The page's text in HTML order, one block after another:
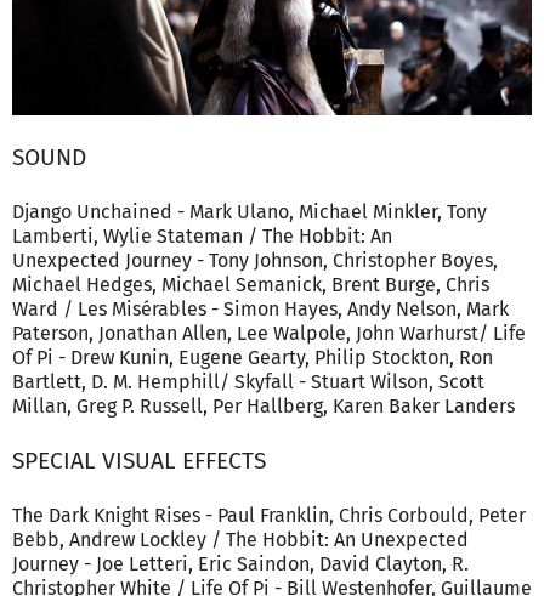
SOUND
Django Unchained - Mark Ulano, Michael Minkler, Tony
Lamberti, Wylie Stateman / The Hobbit: An
Unexpected Journey - Tony Johnson, Christopher Boyes,
Michael Hedges, Michael Semanick, Brent Burge, Chris
Ward / Les Misérables - Simon Hayes, Andy Nelson, Mark
Paterson, Jonathan Allen, Lee Walpole, John Warhurst/ Life
Of Pi - Drew Kunin, Eugene Gearty, Philip Stockton, Ron
Bartlett, D. M. Hemphill/ Skyfall - Stuart Wilson, Scott
Millan, Greg P. Russell, Per Hallberg, Karen Baker Landers
SPECIAL VISUAL EFFECTS
The Dark Knight Rises - Paul Franklin, Chris Corbould, Peter
Bebb, Andrew Lockley / The Hobbit: An Unexpected
Journey - Joe Letteri, Eric Saindon, David Clayton, R.
Christopher White / Life Of Pi - Bill Westenhofer, Guillaume